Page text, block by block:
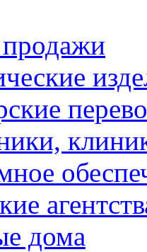
дома